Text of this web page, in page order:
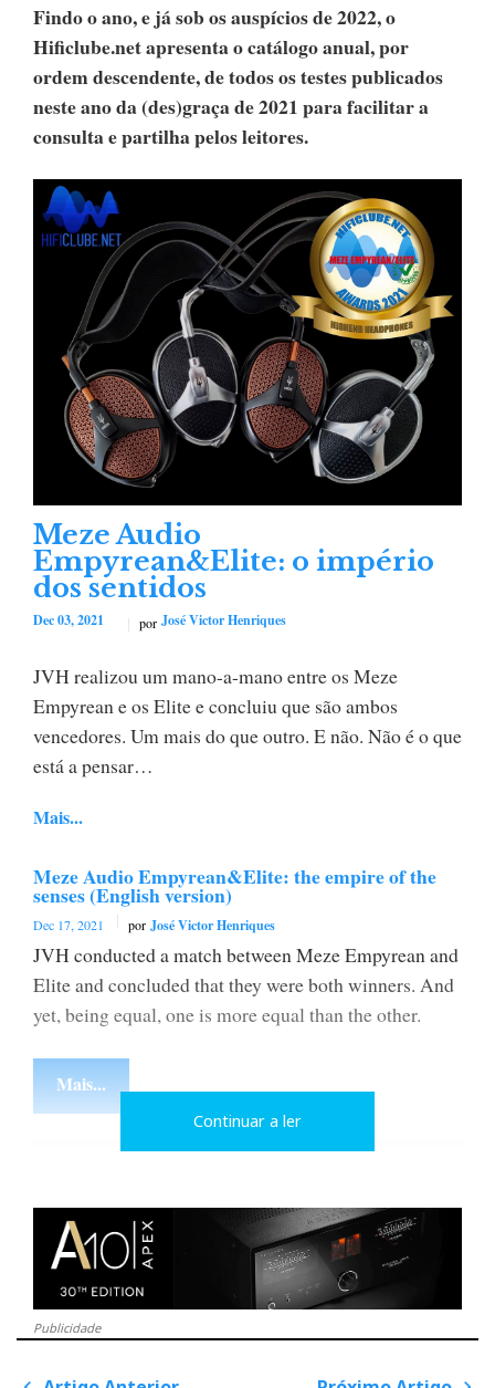
Findo o ano, e já sob os auspícios de 2022, o
Hificlube.net apresenta o catálogo anual, por
ordem descendente, de todos os testes publicados
neste ano da (des)graça de 2021 para facilitar a
consulta e partilha pelos leitores.
Meze Audio
Empyrean&Elite: o império
dos sentidos
Dec 03, 2021 por José Victor Henriques
JVH realizou um mano-a-mano entre os Meze
Empyrean e os Elite e concluiu que são ambos
vencedores. Um mais do que outro. E não. Não é o que
está a pensar…
Mais...
Meze Audio Empyrean&Elite: the empire of the
senses (English version)
Dec 17, 2021 por José Victor Henriques
JVH conducted a match between Meze Empyrean and
Elite and concluded that they were both winners. And
yet, being equal, one is more equal than the other.
Mais...
Continuar a ler
Publicidade